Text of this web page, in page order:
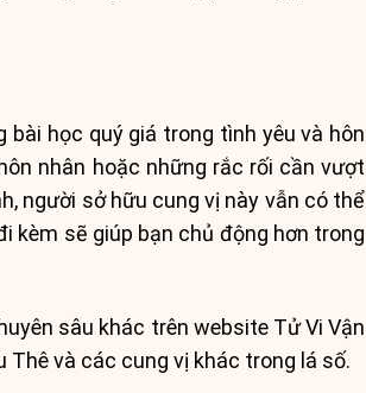
học quý giá trong tình yêu và hôn
nhân hoặc những rắc rối cần vượt
người sở hữu cung vị này vẫn có thể
kèm sẽ giúp bạn chủ động hơn trong
sâu khác trên website Tử Vi Vận
và các cung vị khác trong lá số.